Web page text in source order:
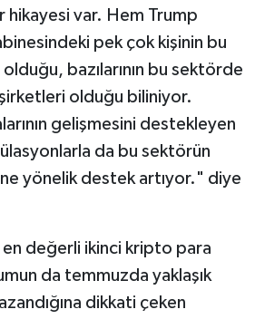
hikayesi var. Hem Trump
pek çok kişinin bu
olduğu, bazılarının bu sektörde
olduğu biliniyor.
gelişmesini destekleyen
da bu sektörün
yönelik destek artıyor." diye
en değerli ikinci kripto para
da temmuzda yaklaşık
dikkati çeken